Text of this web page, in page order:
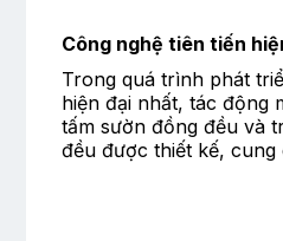
Công nghệ tiên tiến
Trong quá trình phát
hiện đại nhất, tác động
tấm sườn đồng đều và
đều được thiết kế,